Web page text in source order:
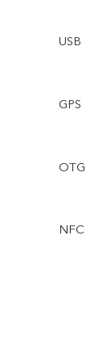
USB
GPS
OTG
NFC